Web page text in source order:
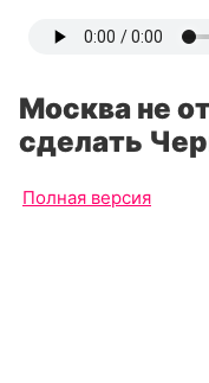
Москва не
сделать
Полная версия